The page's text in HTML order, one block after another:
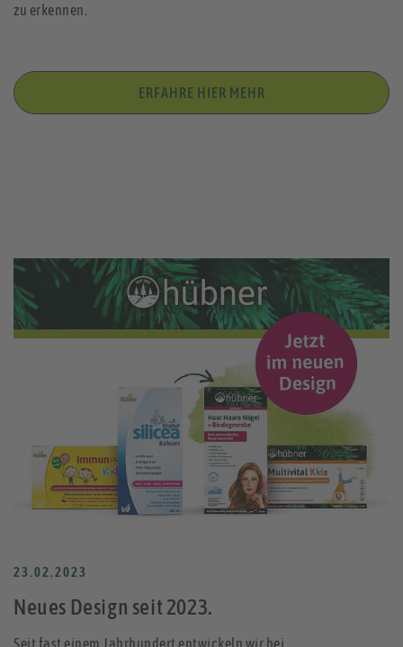
zu erkennen.
ERFAHRE HIER MEHR
23.02.2023
Neues Design seit 2023.
Seit fast einem Jahrhundert entwickeln wir bei